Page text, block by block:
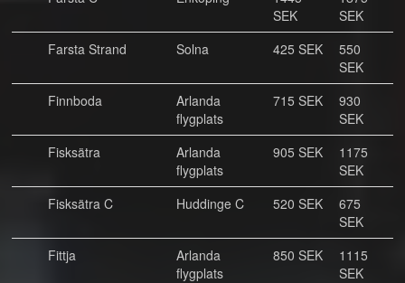
SEK
SEK
Farsta Strand
Solna 425 SEK
550
SEK
Finnboda
Arlanda
flygplats
715 SEK
930
SEK
Fisksätra
Arlanda
flygplats
905 SEK
1175
SEK
Fisksätra C
Huddinge C 520 SEK
675
SEK
Fittja
Arlanda
flygplats
850 SEK
1115
SEK